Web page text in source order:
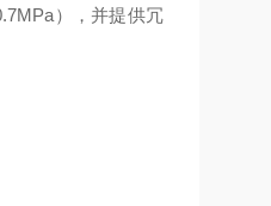
），并提供冗